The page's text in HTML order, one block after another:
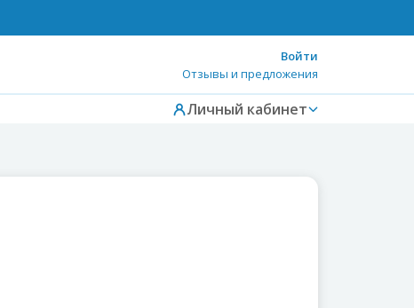
Войти
Отзывы и предложения
Личный кабинет